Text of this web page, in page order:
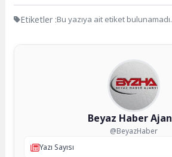
Etiketler :Bu yazıya ait etiket bulunamadı.
Beyaz Haber
@BeyazHaber
Yazı Sayısı